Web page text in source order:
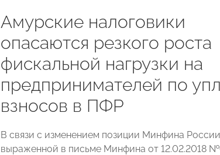
Амурские налоговики
опасаются резкого роста
фискальной нагрузки на
предпринимателей по
взносов в ПФР
В связи с изменением позиции Минфина
выраженной в письме Минфина от 12.02.2018